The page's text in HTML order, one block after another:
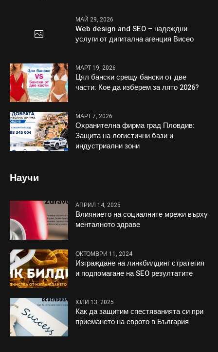
МАЙ 29, 2026
Web design and SEO – надеждни
услуги от дигитална агенция Висео
МАРТ 19, 2026
Цял бански срещу бански от две
части: Кое да изберем за лято 2026?
МАРТ 7, 2026
Охранителна фирма град Пловдив:
Защита на логистични бази и
индустриални зони
Научи
АПРИЛ 14, 2025
Влиянието на социалните мрежи върху
менталното здраве
ОКТОМВРИ 11, 2024
Изграждане на линкбилдинг стратегия
и подпомагане на SEO резултатите
ЮЛИ 13, 2025
Как да защитим спестяванията си при
приемането на еврото в България